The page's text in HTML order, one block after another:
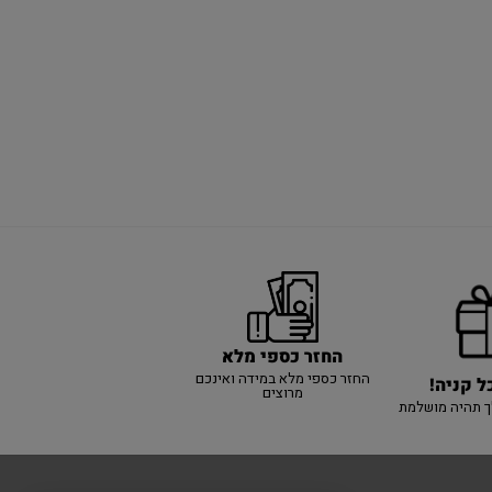
קניה!
תהיה מושלמת
החזר כספי מלא
החזר כספי מלא במידה ואינכם
מרוצים